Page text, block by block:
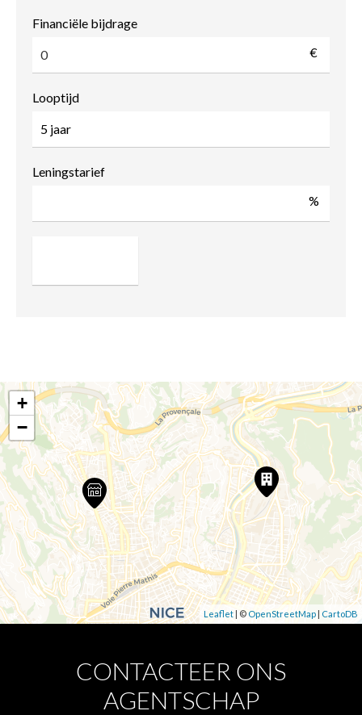
Financiële bijdrage
€
Looptijd
Leningstarief
%
+
−
Leaflet| © OpenStreetMap | CartoDB
CONTACTEER ONS
AGENTSCHAP